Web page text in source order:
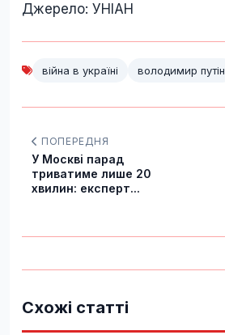
Джерело: УНІАН
війна в україні володимир путін
ПОПЕРЕДНЯ
У Москві парад
триватиме лише 20
хвилин: експерт...
Схожі статті